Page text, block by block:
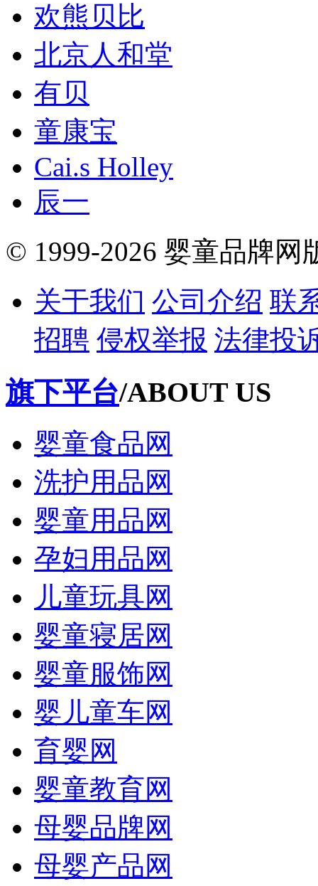
欢熊贝比
北京人和堂
有贝
童康宝
Cai.s Holley
辰一
© 1999-2026 婴童品牌网
关于我们 公司介绍 联
招聘 侵权举报 法律投
旗下平台/ABOUT US
婴童食品网
洗护用品网
婴童用品网
孕妇用品网
儿童玩具网
婴童寝居网
婴童服饰网
婴儿童车网
育婴网
婴童教育网
母婴品牌网
母婴产品网